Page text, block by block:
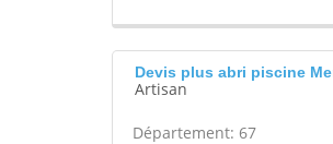
Devis plus abri piscine
Artisan
Département: 67